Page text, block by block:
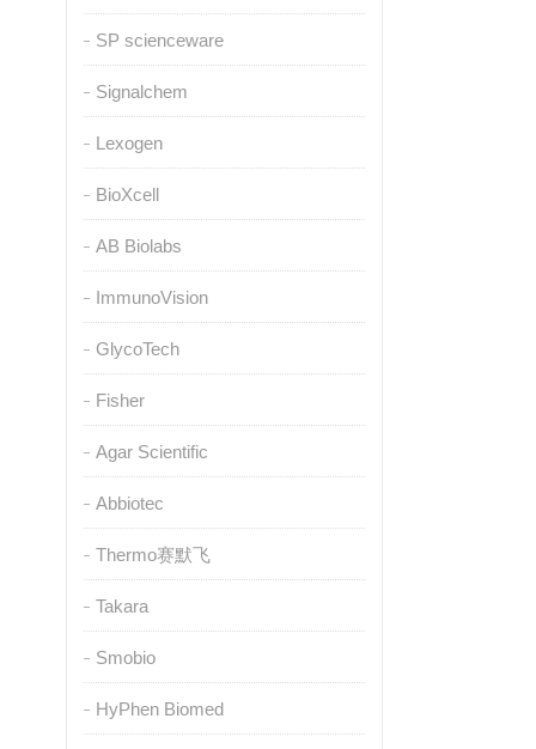
SP scienceware
Signalchem
Lexogen
BioXcell
AB Biolabs
ImmunoVision
GlycoTech
Fisher
Agar Scientific
Abbiotec
Thermo赛默飞
Takara
Smobio
HyPhen Biomed